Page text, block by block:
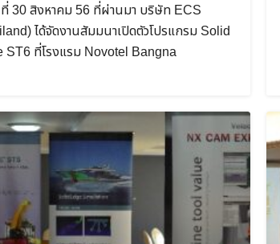
30 สิงหาคม 56 ที่ผ่านมา บริษัท ECS
ได้จัดงานสัมมนาเปิดตัวโปรแกรม Solid
ST6 ที่โรงแรม Novotel Bangna